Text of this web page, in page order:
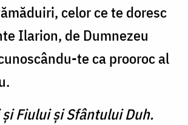
celor ce te doresc
Ilarion, de Dumnezeu
te ca prooroc al
Fiului şi Sfântului Duh.